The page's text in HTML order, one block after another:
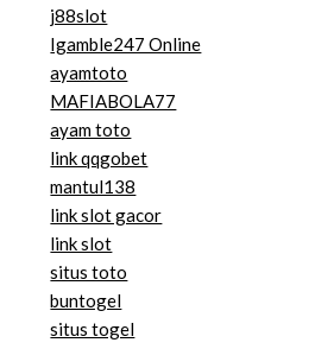
j88slot
Igamble247 Online
ayamtoto
MAFIABOLA77
ayam toto
link qqgobet
mantul138
link slot gacor
link slot
situs toto
buntogel
situs togel